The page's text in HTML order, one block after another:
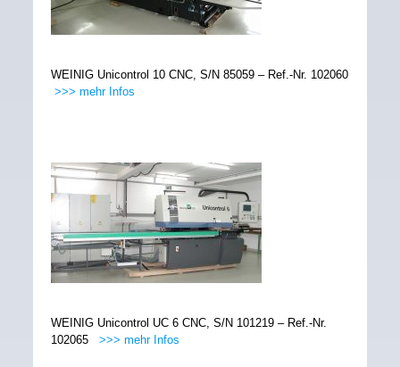
WEINIG Unicontrol 10 CNC, S/N 85059 – Ref.-Nr. 102060
>>> mehr Infos
WEINIG Unicontrol UC 6 CNC, S/N 101219 – Ref.-Nr.
102065 >>> mehr Infos